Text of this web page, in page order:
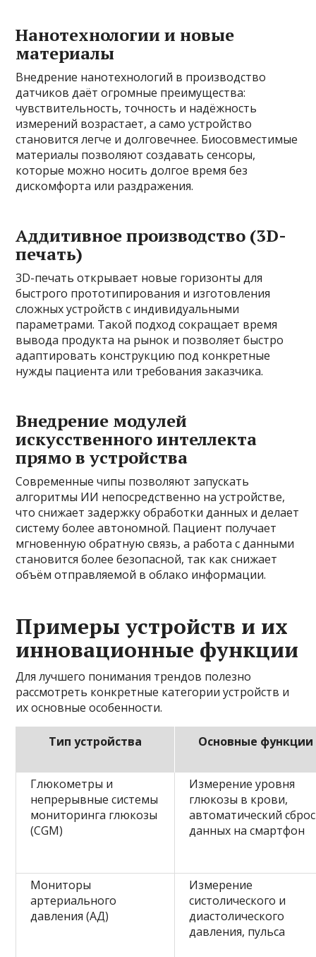
Нанотехнологии и новые
материалы
Внедрение нанотехнологий в производство
датчиков даёт огромные преимущества:
чувствительность, точность и надёжность
измерений возрастает, а само устройство
становится легче и долговечнее. Биосовместимые
материалы позволяют создавать сенсоры,
которые можно носить долгое время без
дискомфорта или раздражения.
Аддитивное производство (3D-
печать)
3D-печать открывает новые горизонты для
быстрого прототипирования и изготовления
сложных устройств с индивидуальными
параметрами. Такой подход сокращает время
вывода продукта на рынок и позволяет быстро
адаптировать конструкцию под конкретные
нужды пациента или требования заказчика.
Внедрение модулей
искусственного интеллекта
прямо в устройства
Современные чипы позволяют запускать
алгоритмы ИИ непосредственно на устройстве,
что снижает задержку обработки данных и делает
систему более автономной. Пациент получает
мгновенную обратную связь, а работа с данными
становится более безопасной, так как снижает
объём отправляемой в облако информации.
Примеры устройств и их
инновационные функции
Для лучшего понимания трендов полезно
рассмотреть конкретные категории устройств и
их основные особенности.
Тип устройства Основные функции
Глюкометры и
непрерывные системы
мониторинга глюкозы
(CGM)
Измерение уровня
глюкозы в крови,
автоматический сброс
данных на смартфон
Мониторы
артериального
давления (АД)
Измерение
систолического и
диастолического
давления, пульса